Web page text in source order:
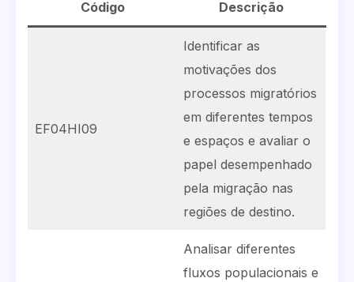
Código Descrição
EF04HI09
Identificar as
motivações dos
processos migratórios
em diferentes tempos
e espaços e avaliar o
papel desempenhado
pela migração nas
regiões de destino.
Analisar diferentes
fluxos populacionais e